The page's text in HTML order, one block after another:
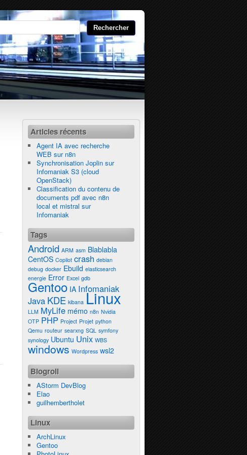
Articles récents
Agent IA avec recherche
WEB sur n8n
Synchronisation Joplin sur
Infomaniak S3 (cloud
OpenStack)
Classification du contenu de
documents pdf avec n8n
local et mistral sur
Infomaniak
Tags
Android ARM asm Blablabla
CentOS Copilot crash debian
debug docker Ebuild elasticsearch
energie Error Excel gdb
Gentoo IA Infomaniak
Java KDE kibana Linux
LLM MyLife mémo n8n Nvidia
OTP PHP Project Projet python
Qemu routeur searxng SQL symfony
synology Ubuntu Unix WBS
windows Wordpress wsl2
Blogroll
AStorm DevBlog
Elao
guilhembertholet
Linux
ArchLinux
Gentoo